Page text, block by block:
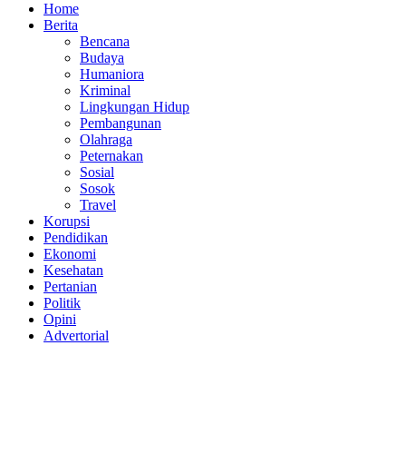
Home
Berita
Bencana
Budaya
Humaniora
Kriminal
Lingkungan Hidup
Pembangunan
Olahraga
Peternakan
Sosial
Sosok
Travel
Korupsi
Pendidikan
Ekonomi
Kesehatan
Pertanian
Politik
Opini
Advertorial